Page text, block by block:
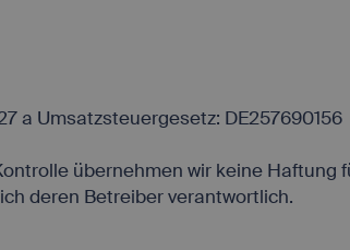
a Umsatzsteuergesetz: DE257690156
übernehmen wir keine Haftung
deren Betreiber verantwortlich.